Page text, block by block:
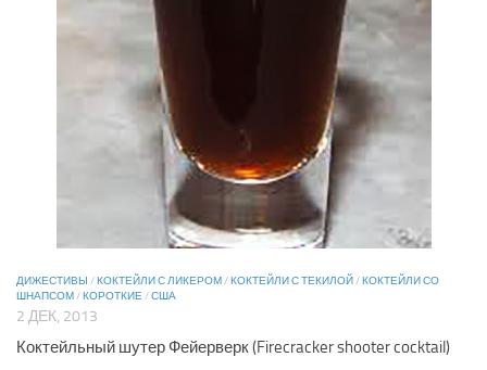
ДИЖЕСТИВЫ / КОКТЕЙЛИ С ЛИКЕРОМ / КОКТЕЙЛИ С ТЕКИЛОЙ / КОКТЕЙЛИ СО
ШНАПСОМ / КОРОТКИЕ/США
2 ДЕК, 2013
Коктейльный шутер Фейерверк (Firecracker shooter cocktail)